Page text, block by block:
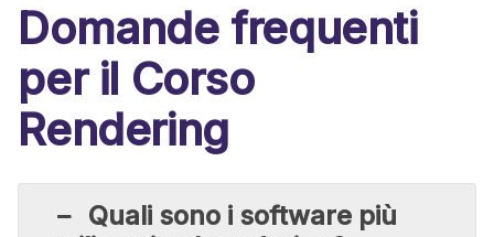
Domande frequenti
per il Corso
Rendering
Quali sono i software più